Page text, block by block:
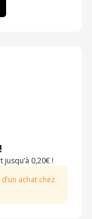
0,20€ !
achat chez